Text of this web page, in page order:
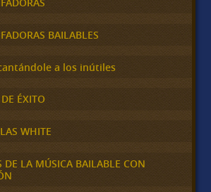
BAILABLES
a los inútiles
ÉXITO
WHITE
DE LA MÚSICA BAILABLE CON